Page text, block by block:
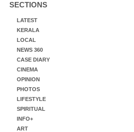
SECTIONS
LATEST
KERALA
LOCAL
NEWS 360
CASE DIARY
CINEMA
OPINION
PHOTOS
LIFESTYLE
SPIRITUAL
INFO+
ART